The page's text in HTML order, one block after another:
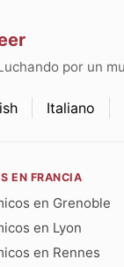
por un
Italiano
EN FRANCIA
en Grenoble
en Lyon
en Rennes